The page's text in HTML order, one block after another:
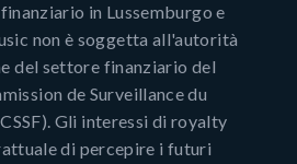
in Lussemburgo e
non è soggetta all'autorità
del settore finanziario del
de Surveillance du
Gli interessi di royalty
di percepire i futuri